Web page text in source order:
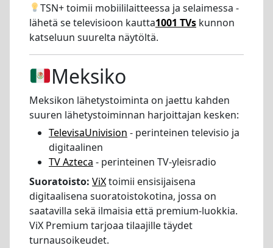
TSN+ toimii mobiililaitteessa ja selaimessa -
lähetä se televisioon kautta1001 TVs kunnon
katseluun suurelta näytöltä.
Meksiko
Meksikon lähetystoiminta on jaettu kahden
suuren lähetystoiminnan harjoittajan kesken:
TelevisaUnivision - perinteinen televisio ja
digitaalinen
TV Azteca - perinteinen TV-yleisradio
Suoratoisto: ViXtoimii ensisijaisena
digitaalisena suoratoistokotina, jossa on
saatavilla sekä ilmaisia että premium-luokkia.
ViX Premium tarjoaa tilaajille täydet
turnausoikeudet.